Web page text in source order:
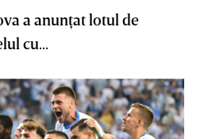
a anunţat lotul de
cu...